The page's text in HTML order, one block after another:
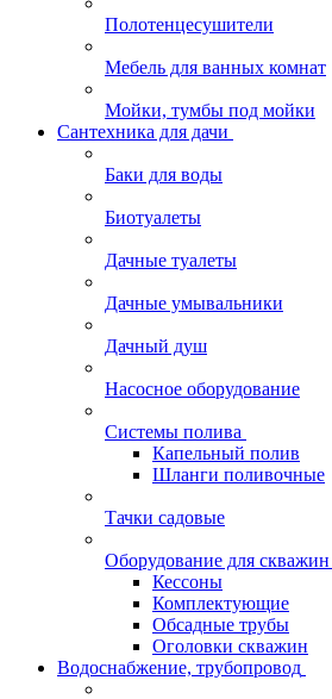
Полотенцесушители
Мебель для ванных комнат
Мойки, тумбы под мойки
Сантехника для дачи
Баки для воды
Биотуалеты
Дачные туалеты
Дачные умывальники
Дачный душ
Насосное оборудование
Системы полива
Капельный полив
Шланги поливочные
Тачки садовые
Оборудование для скважин
Кессоны
Комплектующие
Обсадные трубы
Оголовки скважин
Водоснабжение, трубопровод